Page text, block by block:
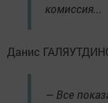
комиссия...
Данис
— Все